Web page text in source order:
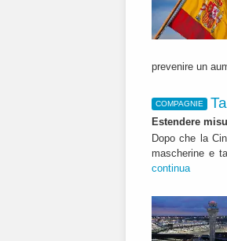
prevenire un
COMPAGNIE
Estendere
Dopo che la
mascherine e
continua